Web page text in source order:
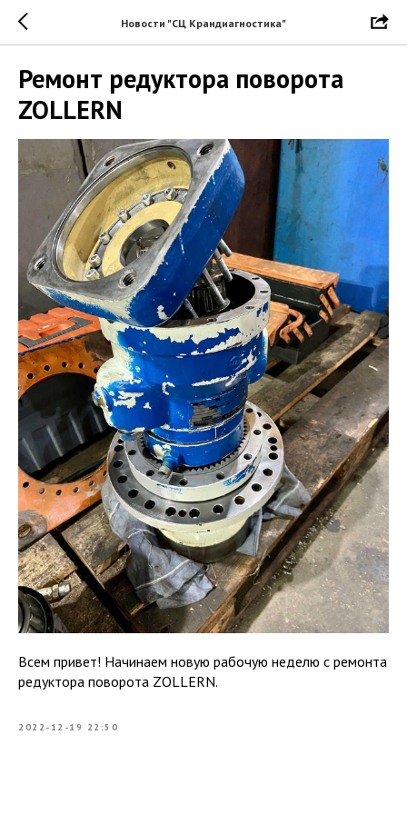
Новости "СЦ Крандиагностика"
Ремонт редуктора поворота
ZOLLERN
Всем привет! Начинаем новую рабочую неделю с ремонта
редуктора поворота ZOLLERN.
2022-12-19 22:50